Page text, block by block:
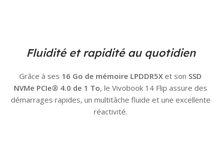
Fluidité et rapidité au quotidien
Grâce à ses 16 Go de mémoire LPDDR5X et son SSD
NVMe PCIe® 4.0 de 1 To, le Vivobook 14 Flip assure des
démarrages rapides, un multitâche fluide et une excellente
réactivité.